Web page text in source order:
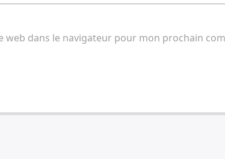
dans le navigateur pour mon prochain